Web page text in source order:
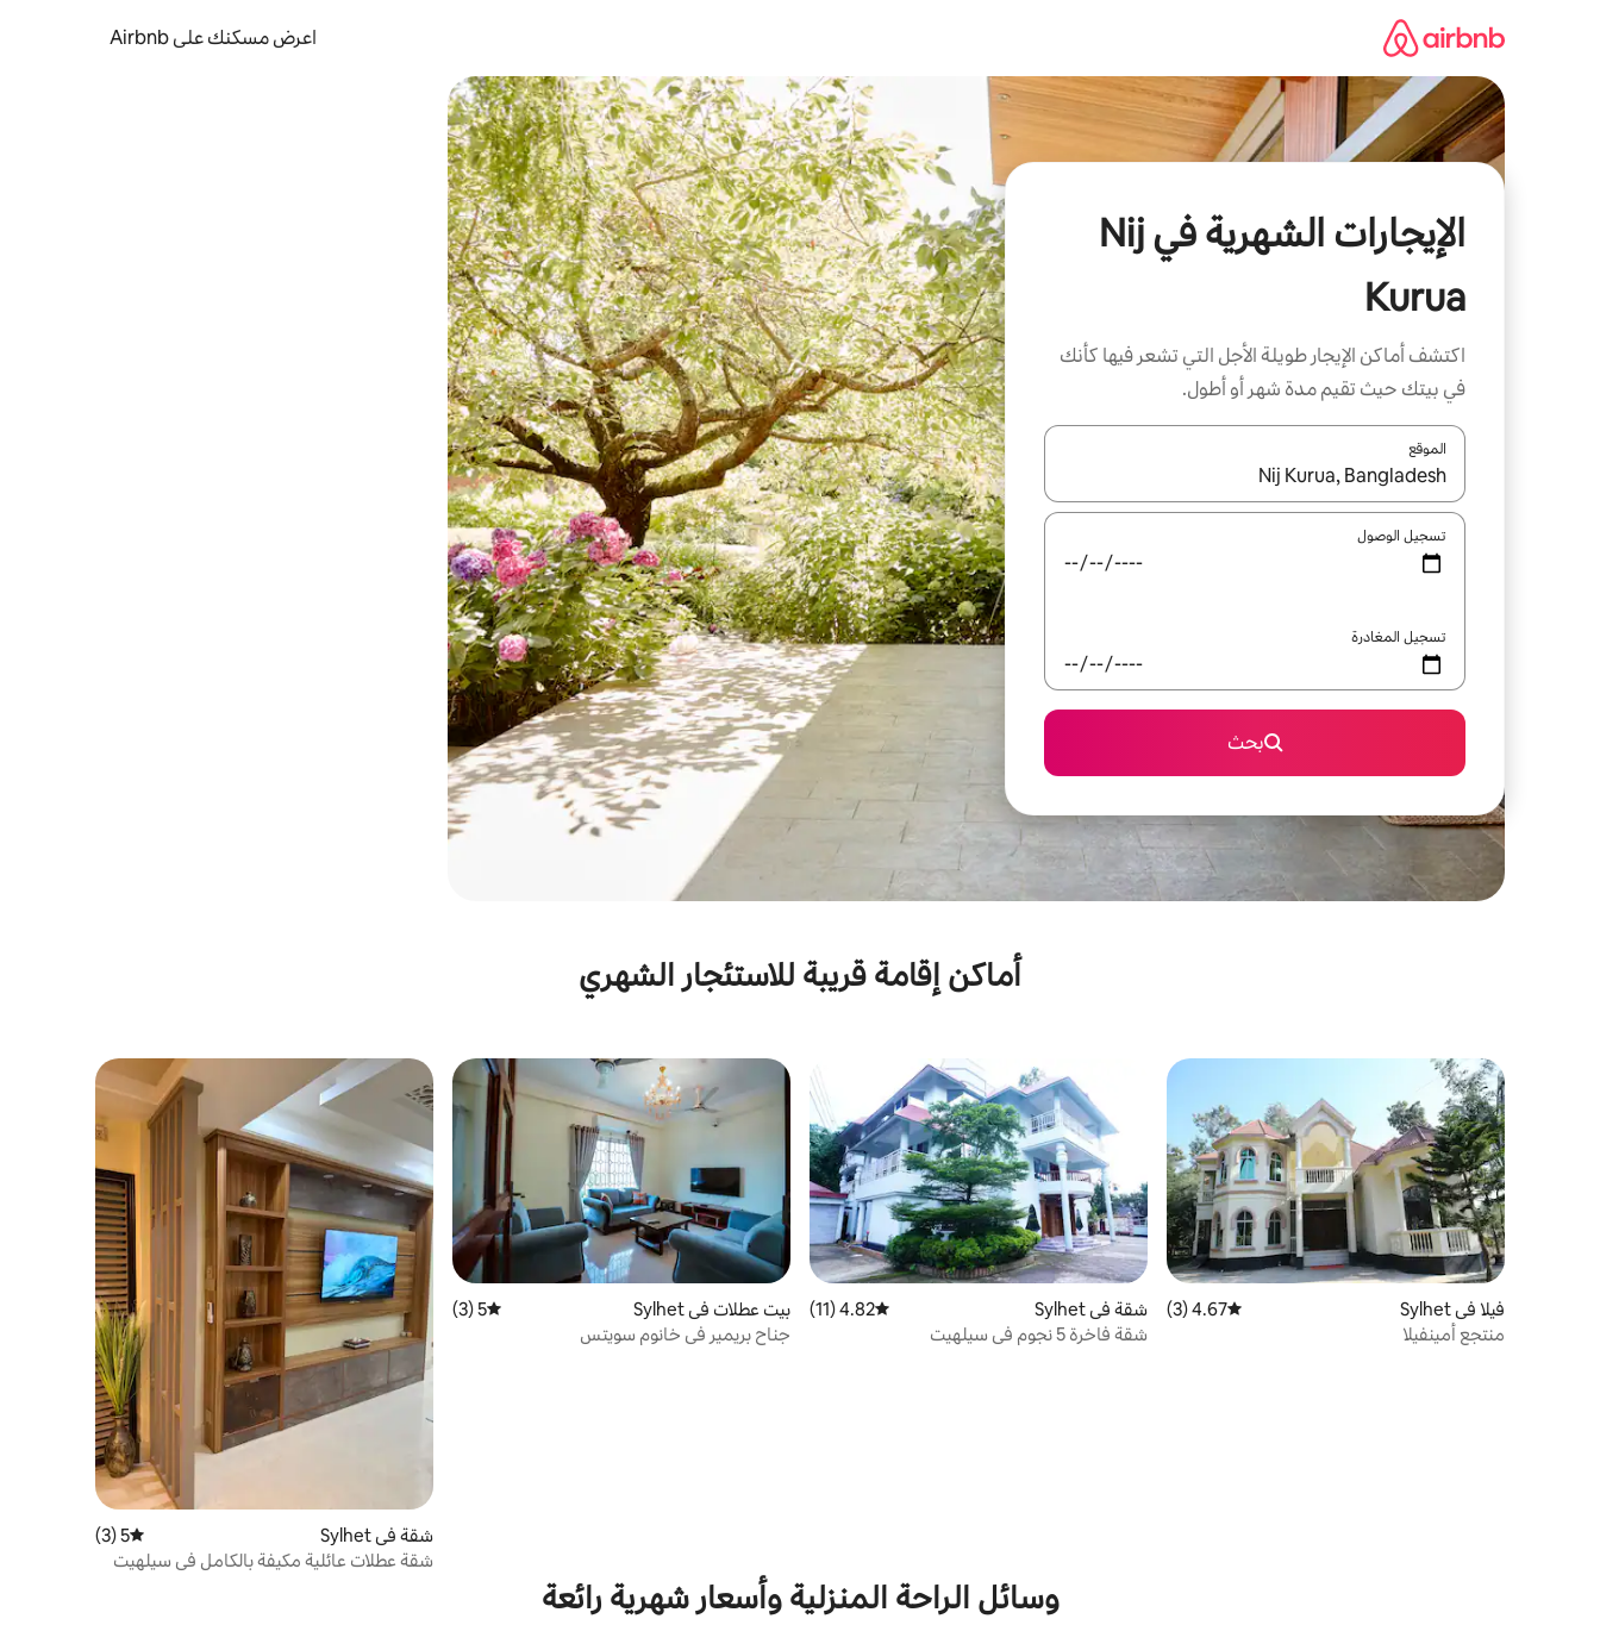
اعرض مسكنك على Airbnb
الإيجارات الشهرية في Nij
Kurua
اكتشف أماكن الإيجار طويلة الأجل التي تشعر فيها كأنك
في بيتك حيث تقيم مدة شهر أو أطول.
الموقع
عند توفر النتائج، انتقل باستخدام السهمين لأعلى ولأسفل أو استكشف عن طريق اللمس أو السحب.
تسجيل الوصول
تسجيل المغادرة
بحث
أماكن إقامة قريبة للاستئجار الشهري
فيلا في Sylhet متوسط التقييم 4.67 من 5، 3 مراجعات
4.67 (3)
منتجع أمينفيلا
شقة في Sylhet متوسط التقييم 4.82 من 5، 11 مراجعات
4.82 (11)
شقة فاخرة 5 نجوم في سيلهيت
بيت عطلات في Sylhet متوسط التقييم 5 من 5، 3 مراجعات
5 (3)
جناح بريمير في خانوم سويتس
شقة في Sylhet متوسط التقييم 5 من 5، 3 مراجعات
5 (3)
شقة عطلات عائلية مكيفة بالكامل في سيلهيت
وسائل الراحة المنزلية وأسعار شهرية رائعة